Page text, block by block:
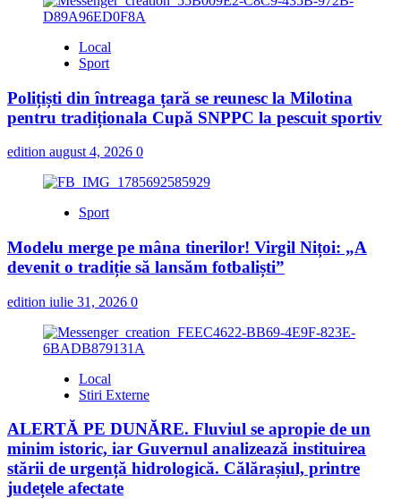
Local
Sport
Polițiști din întreaga țară se reunesc la Milotina
pentru tradiționala Cupă SNPPC la pescuit sportiv
edition august 4, 2026 0
Sport
Modelu merge pe mâna tinerilor! Virgil Nițoi: „A
devenit o tradiție să lansăm fotbaliști”
edition iulie 31, 2026 0
Local
Stiri Externe
ALERTĂ PE DUNĂRE. Fluviul se apropie de un
minim istoric, iar Guvernul analizează instituirea
stării de urgență hidrologică. Călărașiul, printre
județele afectate